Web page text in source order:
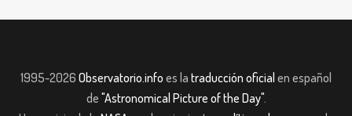
1995-2026 Observatorio.info es la traducción oficial en español
de "Astronomical Picture of the Day".